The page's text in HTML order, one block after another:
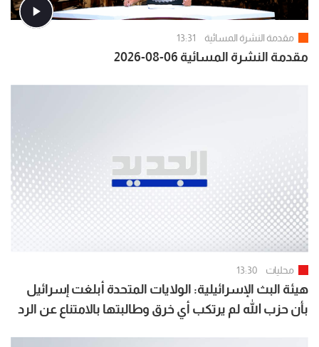
مقدمة النشرة المسائية 13:31
مقدمة النشرة المسائية 06-08-2026
محليات 13:30
هيئة البث الإسرائيلية: الولايات المتحدة أبلغت إسرائيل
بأن حزب الله لم يرتكب أي خرق وطالبتها بالامتناع عن الرد